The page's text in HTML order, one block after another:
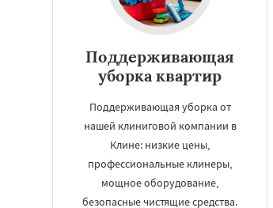
Поддерживающая
уборка квартир
Поддерживающая уборка от
нашей клиниговой компании в
Клине: низкие цены,
профессиональные клинеры,
мощное оборудование,
безопасные чистящие средства.